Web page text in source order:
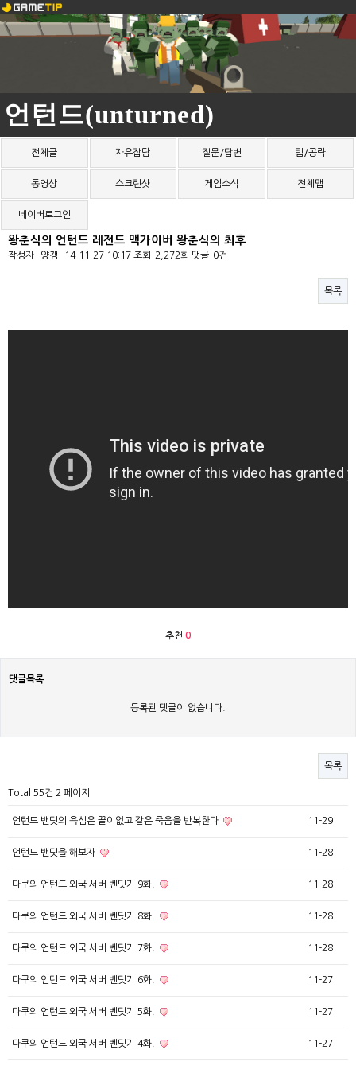
언턴드(unturned)
전체글 자유잡담 질문/답변 팁/공략
동영상 스크린샷 게임소식 전체맵
네이버로그인
왕춘식의 언턴드 레전드 맥가이버 왕춘식의 최후
작성자 양갱 14-11-27 10:17 조회 2,272회 댓글 0건
목록
추천 0
댓글목록
등록된 댓글이 없습니다.
목록
Total 55건 2 페이지
언턴드 밴딧의 욕심은 끝이없고 같은 죽음을 반복한다 11-29
언턴드 밴딧을 해보자 11-28
다쿠의 언턴드 외국 서버 벤딧기 9화. 11-28
다쿠의 언턴드 외국 서버 벤딧기 8화. 11-28
다쿠의 언턴드 외국 서버 벤딧기 7화. 11-28
다쿠의 언턴드 외국 서버 벤딧기 6화. 11-27
다쿠의 언턴드 외국 서버 벤딧기 5화. 11-27
다쿠의 언턴드 외국 서버 벤딧기 4화. 11-27